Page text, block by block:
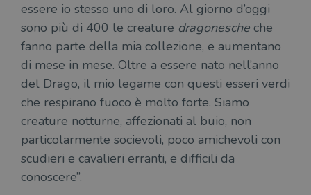
essere io stesso uno di loro. Al giorno d’oggi
sono più di 400 le creature dragonesche che
fanno parte della mia collezione, e aumentano
di mese in mese. Oltre a essere nato nell’anno
del Drago, il mio legame con questi esseri verdi
che respirano fuoco è molto forte. Siamo
creature notturne, affezionati al buio, non
particolarmente socievoli, poco amichevoli con
scudieri e cavalieri erranti, e difficili da
conoscere”.